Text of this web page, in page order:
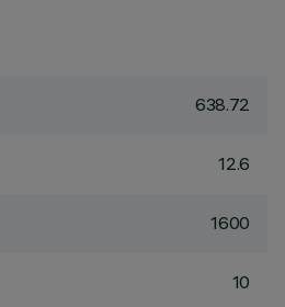
638.72
12.6
1600
10